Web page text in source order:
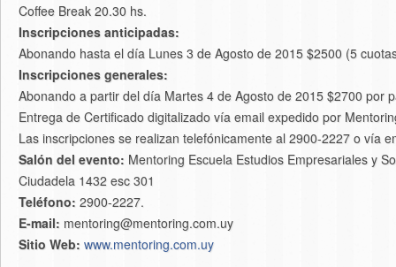
Coffee Break 20.30 hs.
Inscripciones anticipadas:
Abonando hasta el día Lunes 3 de Agosto de 2015 $2500 (5
Inscripciones generales:
Abonando a partir del día Martes 4 de Agosto de 2015 $2700 por
Entrega de Certificado digitalizado vía email expedido por
Las inscripciones se realizan telefónicamente al 2900-2227 o vía
Salón del evento: Mentoring Escuela Estudios Empresariales y
Ciudadela 1432 esc 301
Teléfono: 2900-2227.
E-mail: mentoring@mentoring.com.uy
Sitio Web: www.mentoring.com.uy